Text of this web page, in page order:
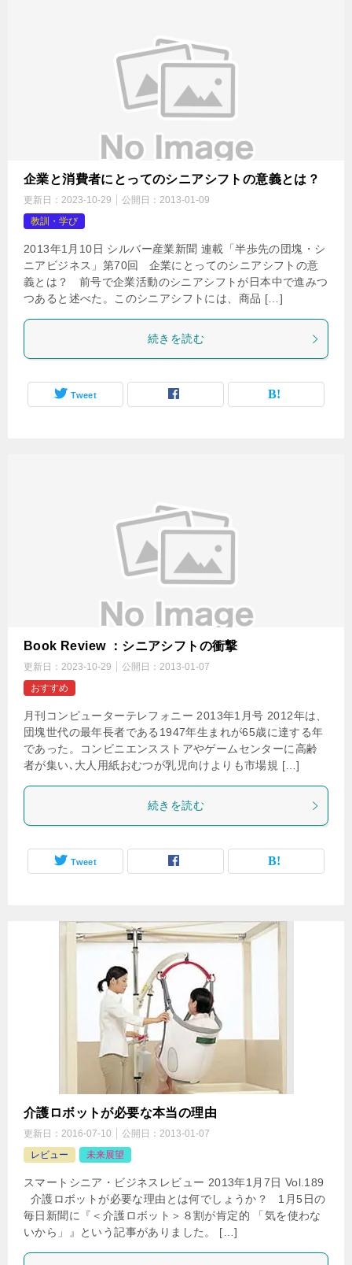
企業と消費者にとってのシニアシフトの意義とは？
更新日： 2023-10-29 公開日： 2013-01-09
教訓・学び
2013年1月10日 シルバー産業新聞 連載「半歩先の団塊・シ
ニアビジネス」第70回 企業にとってのシニアシフトの意
義とは？ 前号で企業活動のシニアシフトが日本中で進みつ
つあると述べた。このシニアシフトには、商品 […]
続きを読む
Tweet
Book Review ：シニアシフトの衝撃
更新日： 2023-10-29 公開日： 2013-01-07
おすすめ
月刊コンピューターテレフォニー 2013年1月号 2012年は、
団塊世代の最年長者である1947年生まれが65歳に達する年
であった。コンビニエンスストアやゲームセンターに高齢
者が集い､大人用紙おむつが乳児向けよりも市場規 […]
続きを読む
Tweet
介護ロボットが必要な本当の理由
更新日： 2016-07-10 公開日： 2013-01-07
レビュー
未来展望
スマートシニア・ビジネスレビュー 2013年1月7日 Vol.189
介護ロボットが必要な理由とは何でしょうか？ 1月5日の
毎日新聞に『＜介護ロボット＞８割が肯定的 「気を使わな
いから」』という記事がありました。 […]